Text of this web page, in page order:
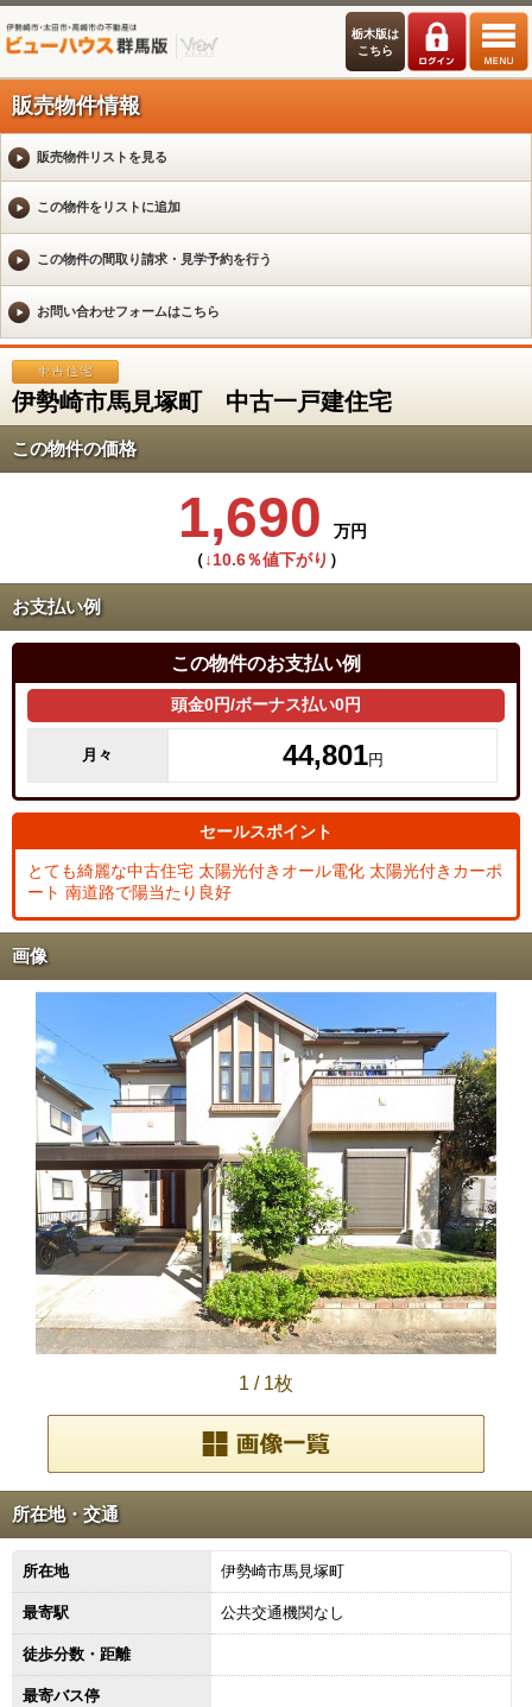
栃木版は
こちら
販売物件情報
販売物件リストを見る
伊勢崎市馬見塚町 中古一戸建住宅
この物件の価格
1,690
万円
（↓10.6％値下がり ）
お支払い例
この物件のお支払い例
頭金0円/ボーナス払い0円
月々 44,801円
セールスポイント
とても綺麗な中古住宅 太陽光付きオール電化 太陽光付きカーポ
ート 南道路で陽当たり良好
画像
1 / 1枚
所在地・交通
所在地 伊勢崎市馬見塚町
最寄駅 公共交通機関なし
徒歩分数・距離
最寄バス停